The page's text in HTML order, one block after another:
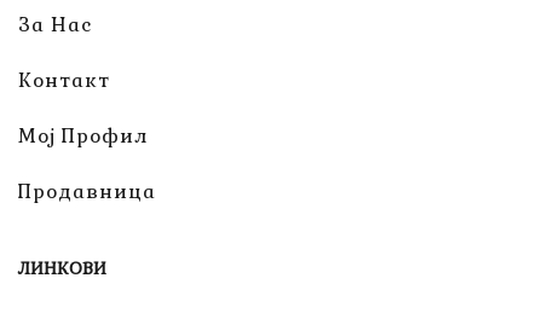
За Нас
Контакт
Мој Профил
Продавница
ЛИНКОВИ